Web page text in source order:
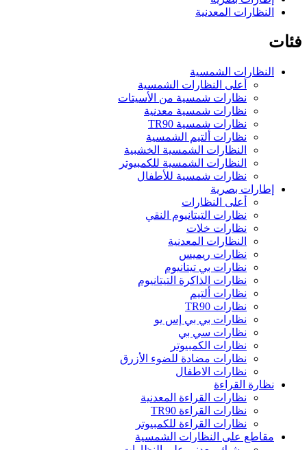
النظارات المعدنية
فئات
النظارات الشمسية
أعلى النظارات الشمسية
نظارات شمسية من الأسيتات
نظارات شمسية معدنية
نظارات شمسية TR90
نظارات ألتيم الشمسية
النظارات الشمسية الخشبية
النظارات الشمسية للكمبيوتر
نظارات شمسية للأطفال
إطارات بصرية
أعلى النظارات
نظارات التيتانيوم النقي
نظارات خلات
النظارات المعدنية
نظارات ريميس
نظارات بي تيتانيوم
نظارات الذاكرة التيتانيوم
نظارات ألتيم
نظارات TR90
نظارات بي بي إس يو
نظارات سي بي
نظارات الكمبيوتر
نظارات مضادة للضوء الأزرق
نظارات الاطفال
نظارة القراءة
نظارات القراءة المعدنية
نظارات القراءة TR90
نظارات القراءة للكمبيوتر
مقاطع على النظارات الشمسية